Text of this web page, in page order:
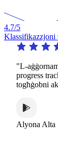
4.7/5
Klassifikazzjoni
"L-
progress
togħġobni
Alyona Alta